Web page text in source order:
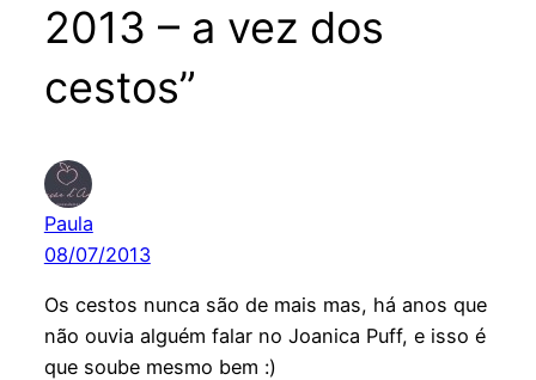
2013 – a vez dos
cestos”
Paula
08/07/2013
Os cestos nunca são de mais mas, há anos que
não ouvia alguém falar no Joanica Puff, e isso é
que soube mesmo bem :)